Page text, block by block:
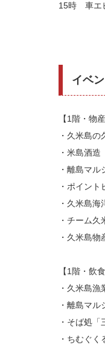
15時 車エ
イベ
【1階・物
・久米島の
・米島酒造
・離島マル
・ポイント
・久米島海
・チーム久
・久米島物
【1階・飲
・久米島漁
・離島マル
・そば処「
・ちむぐく